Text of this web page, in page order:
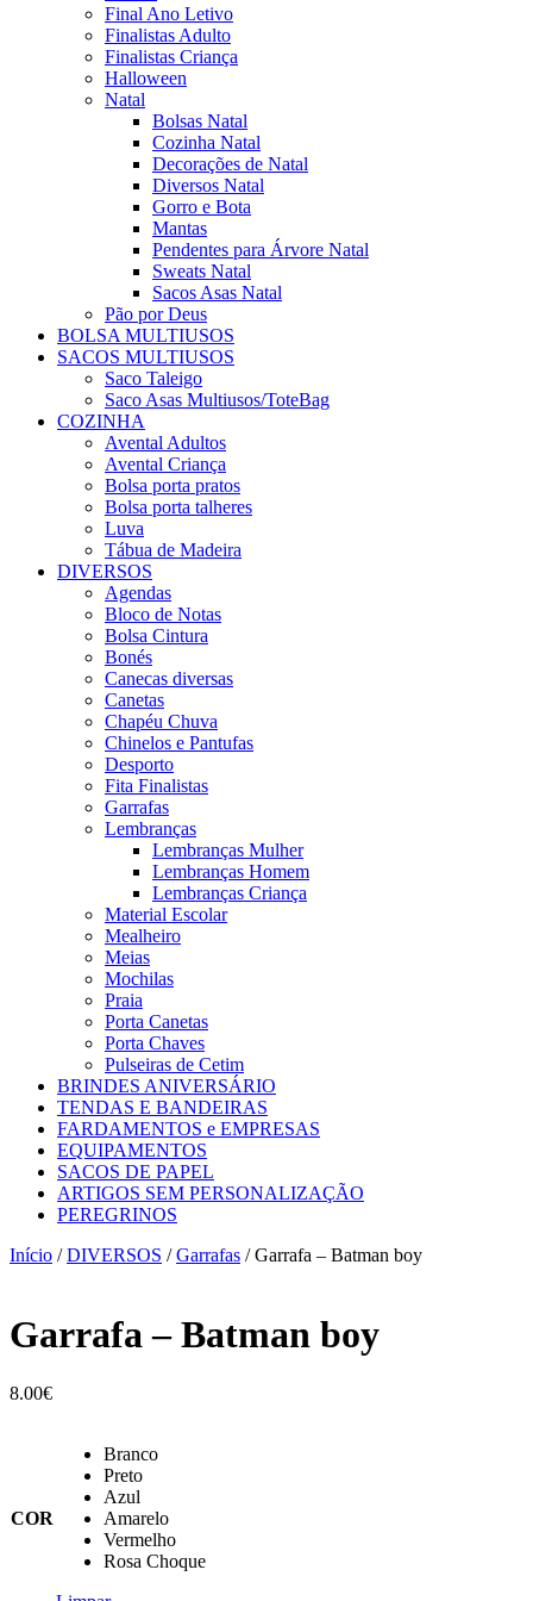
Final Ano Letivo
Finalistas Adulto
Finalistas Criança
Halloween
Natal
Bolsas Natal
Cozinha Natal
Decorações de Natal
Diversos Natal
Gorro e Bota
Mantas
Pendentes para Árvore Natal
Sweats Natal
Sacos Asas Natal
Pão por Deus
BOLSA MULTIUSOS
SACOS MULTIUSOS
Saco Taleigo
Saco Asas Multiusos/ToteBag
COZINHA
Avental Adultos
Avental Criança
Bolsa porta pratos
Bolsa porta talheres
Luva
Tábua de Madeira
DIVERSOS
Agendas
Bloco de Notas
Bolsa Cintura
Bonés
Canecas diversas
Canetas
Chapéu Chuva
Chinelos e Pantufas
Desporto
Fita Finalistas
Garrafas
Lembranças
Lembranças Mulher
Lembranças Homem
Lembranças Criança
Material Escolar
Mealheiro
Meias
Mochilas
Praia
Porta Canetas
Porta Chaves
Pulseiras de Cetim
BRINDES ANIVERSÁRIO
TENDAS E BANDEIRAS
FARDAMENTOS e EMPRESAS
EQUIPAMENTOS
SACOS DE PAPEL
ARTIGOS SEM PERSONALIZAÇÃO
PEREGRINOS
Início /DIVERSOS /Garrafas / Garrafa – Batman boy
Garrafa – Batman boy
8.00€
COR
Branco
Preto
Azul
Amarelo
Vermelho
Rosa Choque